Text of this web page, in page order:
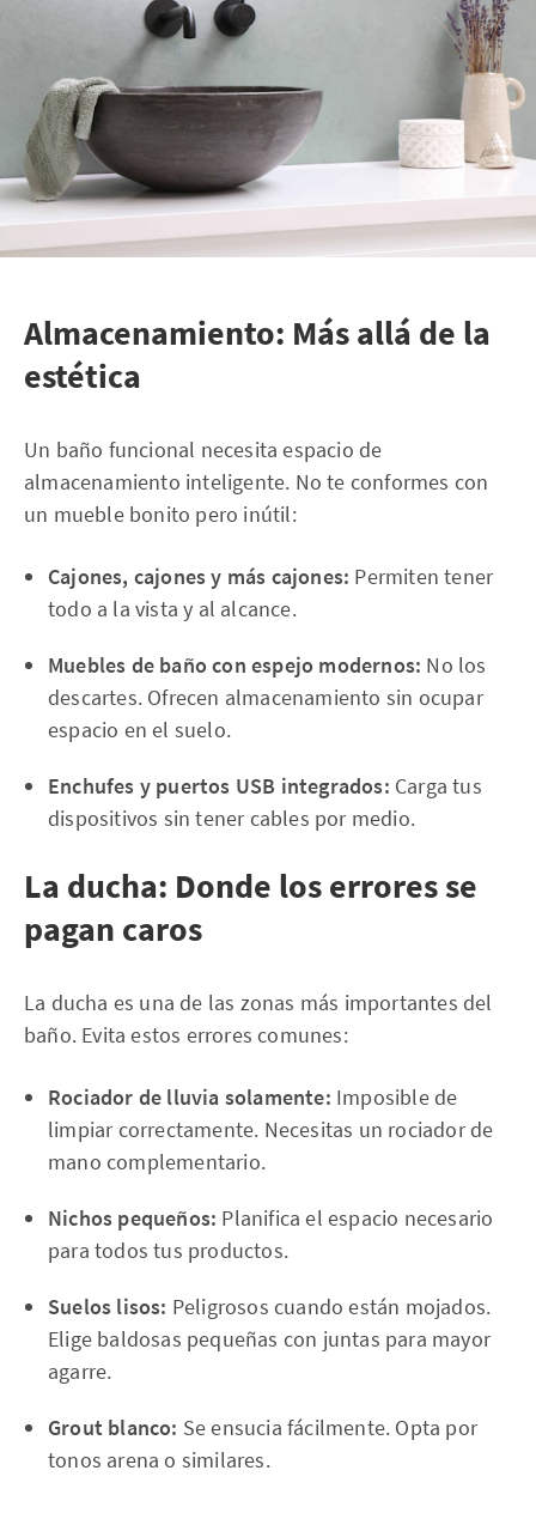
Almacenamiento: Más allá de la
estética
Un baño funcional necesita espacio de
almacenamiento inteligente. No te conformes con
un mueble bonito pero inútil:
Cajones, cajones y más cajones: Permiten tener
todo a la vista y al alcance.
Muebles de baño con espejo modernos: No los
descartes. Ofrecen almacenamiento sin ocupar
espacio en el suelo.
Enchufes y puertos USB integrados: Carga tus
dispositivos sin tener cables por medio.
La ducha: Donde los errores se
pagan caros
La ducha es una de las zonas más importantes del
baño. Evita estos errores comunes:
Rociador de lluvia solamente: Imposible de
limpiar correctamente. Necesitas un rociador de
mano complementario.
Nichos pequeños: Planifica el espacio necesario
para todos tus productos.
Suelos lisos: Peligrosos cuando están mojados.
Elige baldosas pequeñas con juntas para mayor
agarre.
Grout blanco: Se ensucia fácilmente. Opta por
tonos arena o similares.